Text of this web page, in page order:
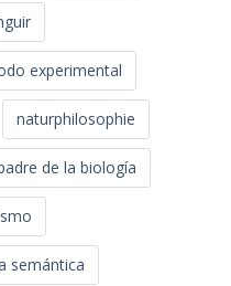
experimental
naturphilosophie
de la biología
semántica